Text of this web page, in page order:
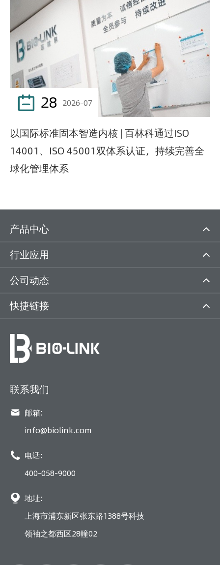
 28 2026-07
以国际标准固本智造内核 | 百林科通过ISO
14001、ISO 45001双体系认证，持续完善全
球化管理体系
产品中心
行业应用
公司动态
快捷链接
联系我们
 邮箱:
info@biolink.com
 电话:
400-058-9000
 地址:
上海市浦东新区张东路1388号科技
领袖之都西区28幢02